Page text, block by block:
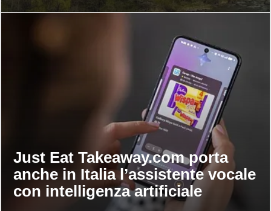
Just Eat Takeaway.com porta
anche in Italia l’assistente vocale
con intelligenza artificiale